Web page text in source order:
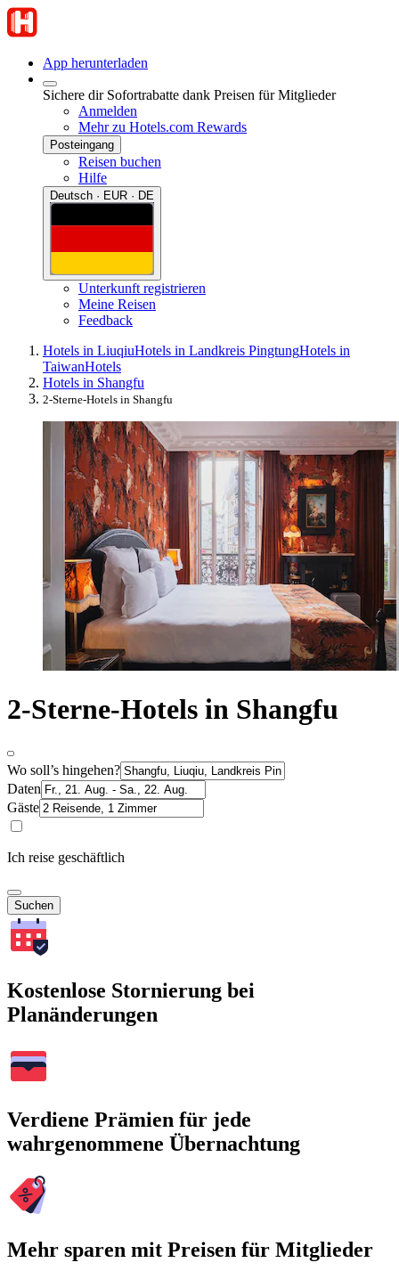
App herunterladen
Sichere dir Sofortrabatte dank Preisen für Mitglieder
Anmelden
Mehr zu Hotels.com Rewards
Posteingang
Reisen buchen
Hilfe
Deutsch · EUR · DE
Unterkunft registrieren
Meine Reisen
Feedback
Hotels in LiuqiuHotels in Landkreis PingtungHotels in
TaiwanHotels
Hotels in Shangfu
2-Sterne-Hotels in Shangfu
2-Sterne-Hotels in Shangfu
Wo soll’s hingehen?
Daten
Gäste
Ich reise geschäftlich
Suchen
Kostenlose Stornierung bei
Planänderungen
Verdiene Prämien für jede
wahrgenommene Übernachtung
Mehr sparen mit Preisen für Mitglieder